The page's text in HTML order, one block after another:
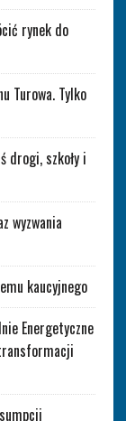
rynek do
Turowa. Tylko
drogi, szkoły i
wyzwania
kaucyjnego
Energetyczne